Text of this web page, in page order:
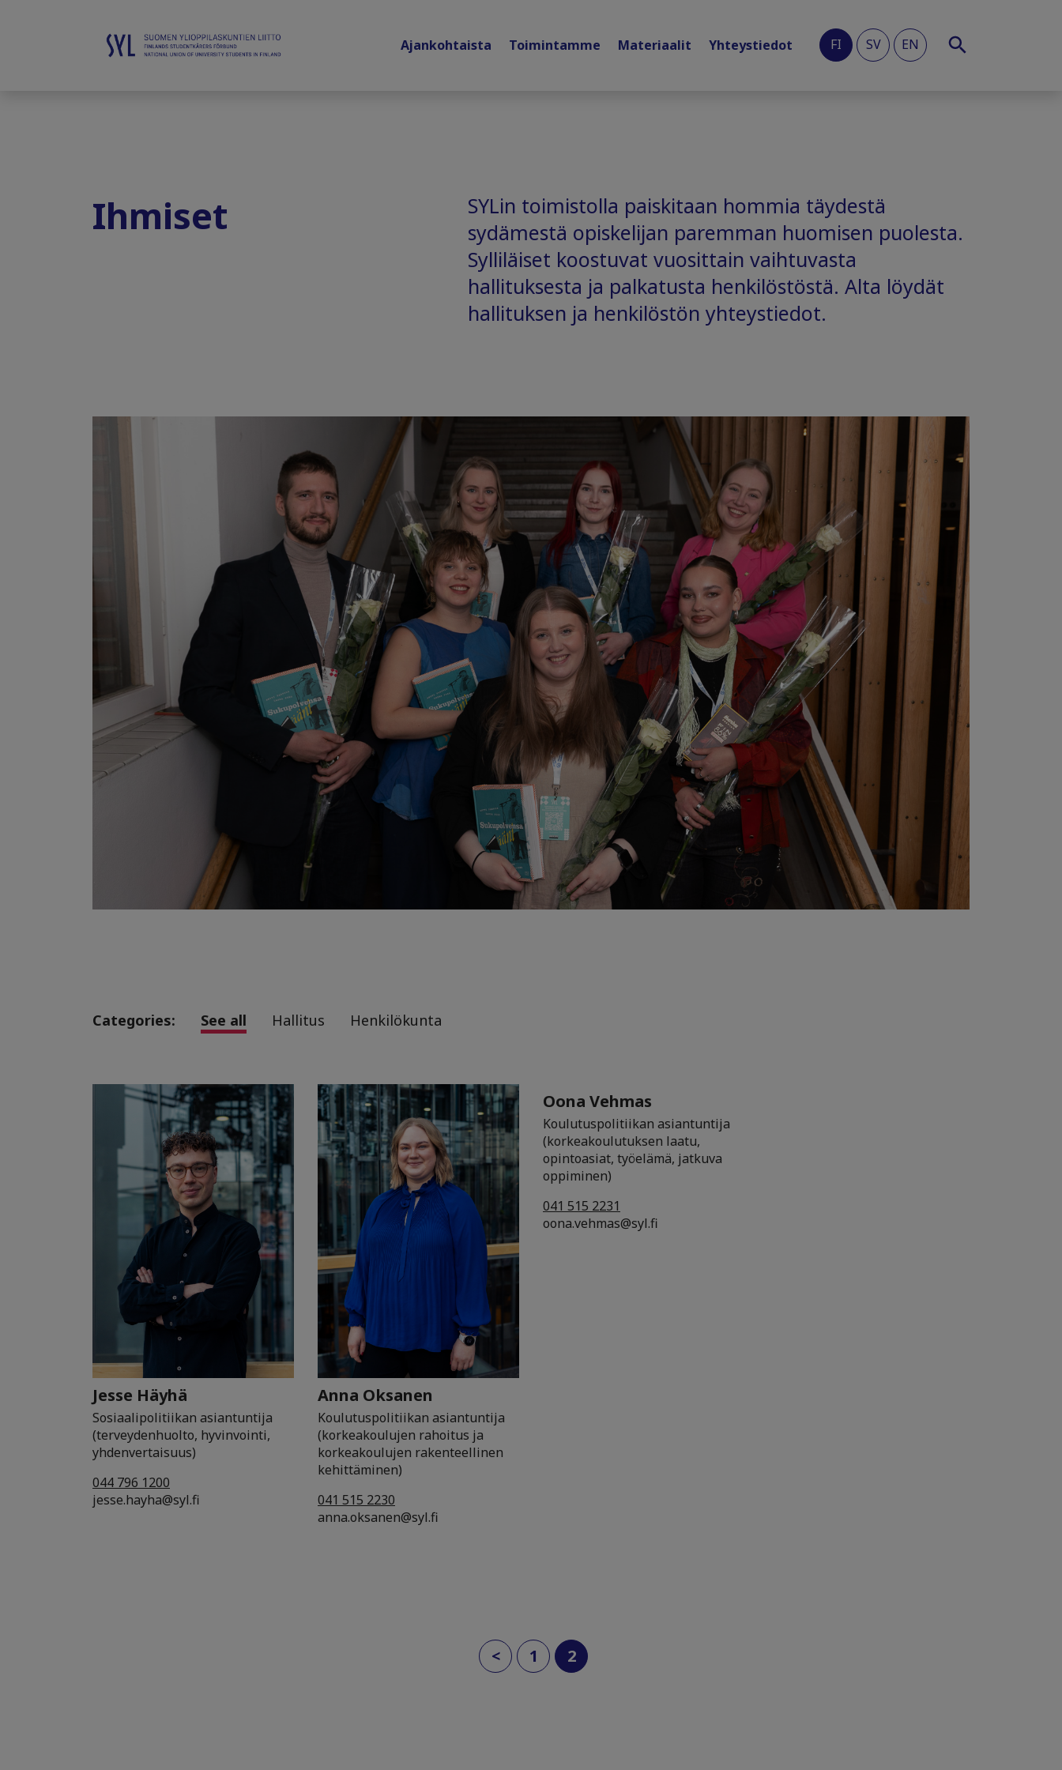
Ajankohtaista Toimintamme Materiaalit Yhteystiedot FI SV EN
Ihmiset
SYLin toimistolla paiskitaan hommia täydestä
sydämestä opiskelijan paremman huomisen puolesta.
Sylliläiset koostuvat vuosittain vaihtuvasta
hallituksesta ja palkatusta henkilöstöstä. Alta löydät
hallituksen ja henkilöstön yhteystiedot.
Categories: See all Hallitus Henkilökunta
Jesse Häyhä
Sosiaalipolitiikan asiantuntija
(terveydenhuolto, hyvinvointi,
yhdenvertaisuus)
044 796 1200
jesse.hayha@syl.fi
Anna Oksanen
Koulutuspolitiikan asiantuntija
(korkeakoulujen rahoitus ja
korkeakoulujen rakenteellinen
kehittäminen)
041 515 2230
anna.oksanen@syl.fi
Oona Vehmas
Koulutuspolitiikan asiantuntija
(korkeakoulutuksen laatu,
opintoasiat, työelämä, jatkuva
oppiminen)
041 515 2231
oona.vehmas@syl.fi
< 1 2(current)